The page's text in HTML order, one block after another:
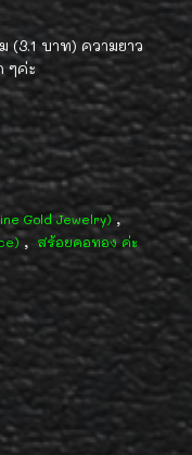
(3.1 บาท) ความยาว
ๆค่ะ
Gold Jewelry) ,
, สร้อยคอทอง ค่ะ